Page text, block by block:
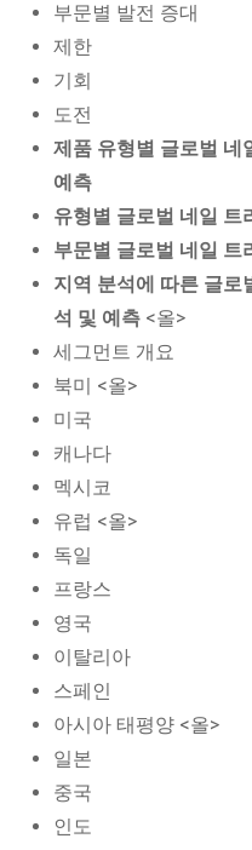
부문별 발전 증대
제한
기회
도전
제품 유형별 글로벌 네
예측
유형별 글로벌 네일 트
부문별 글로벌 네일 트
지역 분석에 따른 글로
석 및 예측 <올>
세그먼트 개요
북미 <올>
미국
캐나다
멕시코
유럽 <올>
독일
프랑스
영국
이탈리아
스페인
아시아 태평양 <올>
일본
중국
인도